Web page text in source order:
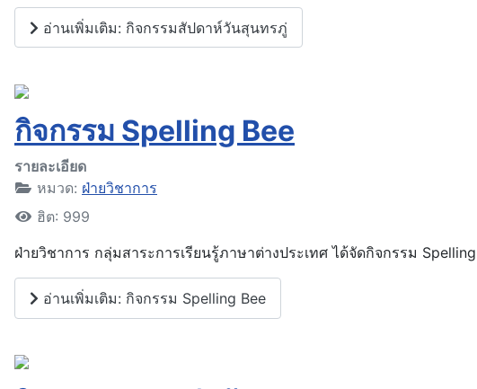
อ่านเพิ่มเติม: กิจกรรมสัปดาห์วันสุนทรภู่
กิจกรรม Spelling Bee
รายละเอียด
หมวด: ฝ่ายวิชาการ
ฮิต: 999
ฝ่ายวิชาการ กลุ่มสาระการเรียนรู้ภาษาต่างประเทศ ได้จัดกิจกรรม
อ่านเพิ่มเติม: กิจกรรม Spelling Bee